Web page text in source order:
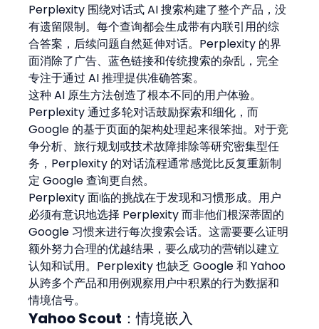
Perplexity 围绕对话式 AI 搜索构建了整个产品，没
有遗留限制。每个查询都会生成带有内联引用的综
合答案，后续问题自然延伸对话。Perplexity 的界
面消除了广告、蓝色链接和传统搜索的杂乱，完全
专注于通过 AI 推理提供准确答案。
这种 AI 原生方法创造了根本不同的用户体验。
Perplexity 通过多轮对话鼓励探索和细化，而
Google 的基于页面的架构处理起来很笨拙。对于竞
争分析、旅行规划或技术故障排除等研究密集型任
务，Perplexity 的对话流程通常感觉比反复重新制
定 Google 查询更自然。
Perplexity 面临的挑战在于发现和习惯形成。用户
必须有意识地选择 Perplexity 而非他们根深蒂固的
Google 习惯来进行每次搜索会话。这需要要么证明
额外努力合理的优越结果，要么成功的营销以建立
认知和试用。Perplexity 也缺乏 Google 和 Yahoo
从跨多个产品和用例观察用户中积累的行为数据和
情境信号。
Yahoo Scout：情境嵌入